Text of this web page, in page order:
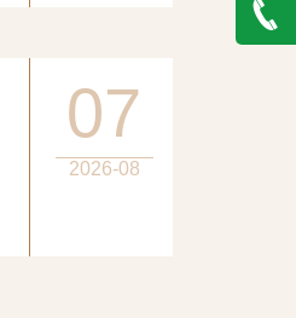
07
2026-08
QQ在